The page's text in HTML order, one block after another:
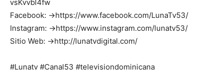
vsKvvbl4fw
Facebook: →https://www.facebook.com/LunaTv53/
Instagram: →https://www.instagram.com/lunatv53/
Sitio Web: →http://lunatvdigital.com/
#Lunatv #Canal53 #televisiondominicana